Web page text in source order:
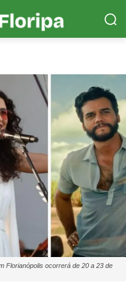
Florianópolis ocorrerá de 20 a 23 de